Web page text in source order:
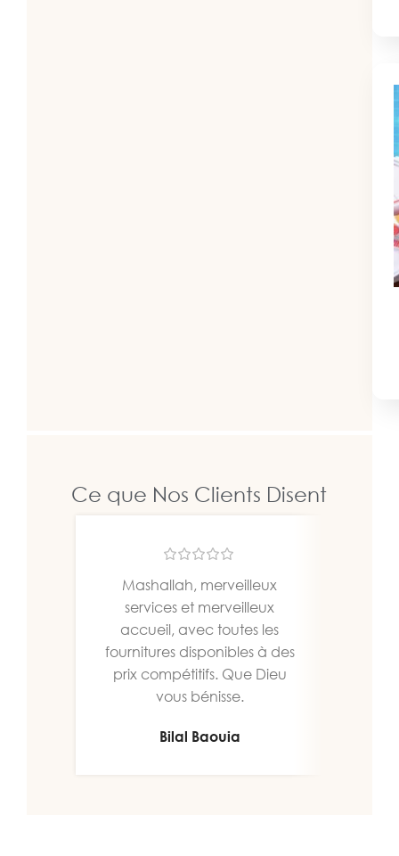
Ce que Nos Clients Disent
Mashallah, merveilleux
services et merveilleux
accueil, avec toutes les
fournitures disponibles à des
prix compétitifs. Que Dieu
vous bénisse.
Bilal Baouia